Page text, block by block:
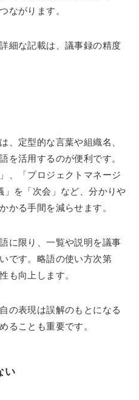
ながります。
細な記載は、議事録の精度
、定型的な言葉や組織名、
を活用するのが便利です。
、「プロジェクトマネージ
」を「次会」など、分かりや
かる手間を減らせます。
に限り、一覧や説明を議事
です。略語の使い方次第
も向上します。
の表現は誤解のもとになる
ることも重要です。
い